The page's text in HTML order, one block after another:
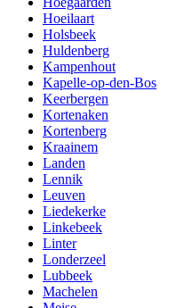
Hoeilaart
Holsbeek
Huldenberg
Kampenhout
Kapelle-op-den-Bos
Keerbergen
Kortenaken
Kortenberg
Kraainem
Landen
Lennik
Leuven
Liedekerke
Linkebeek
Linter
Londerzeel
Lubbeek
Machelen